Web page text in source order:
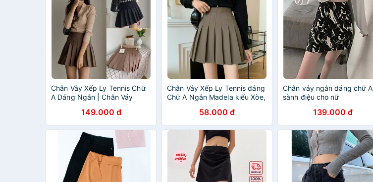
Chân Váy Xếp Ly Tennis Chữ
A Dáng Ngắn | Chân Váy
| FM Style 211225001
149.000 đ
Chân Váy Xếp Ly Tennis dáng
Chữ A Ngắn Madela kiểu Xòe,
58.000 đ
Chân váy ngắn dáng chữ A
sành điệu cho nữ
139.000 đ